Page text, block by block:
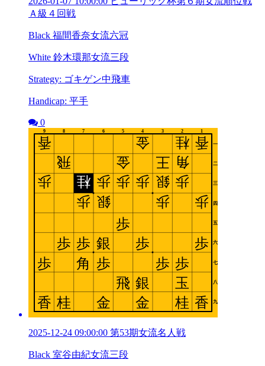
Ａ級４回戦
Black 福間香奈女流六冠
White 鈴木環那女流三段
Strategy: ゴキゲン中飛車
Handicap: 平手
0
2025-12-24 09:00:00 第53期女流名人戦
Black 室谷由紀女流三段